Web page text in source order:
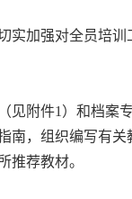
加强对全员培
附件1）和档案
，组织编写有
推荐教材。